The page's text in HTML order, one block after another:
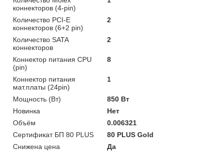
коннекторов (4-pin)
Количество PCI-E
коннекторов (6+2 pin)
2
Количество SATA
коннекторов
2
Коннектор питания CPU
(pin)
8
Коннектор питания
мат.платы (24pin)
1
Мощность (Bт)
850 Вт
Новинка
Нет
Объём
0.006321
Сертификат БП 80 PLUS
80 PLUS Gold
Снижена цена
Да